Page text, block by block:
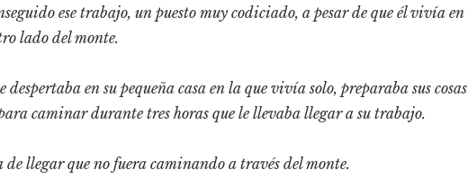
ese trabajo, un puesto muy codiciado, a pesar de que él vivía en
lado del monte.
despertaba en su pequeña casa en la que vivía solo, preparaba sus cosas
caminar durante tres horas que le llevaba llegar a su trabajo.
llegar que no fuera caminando a través del monte.